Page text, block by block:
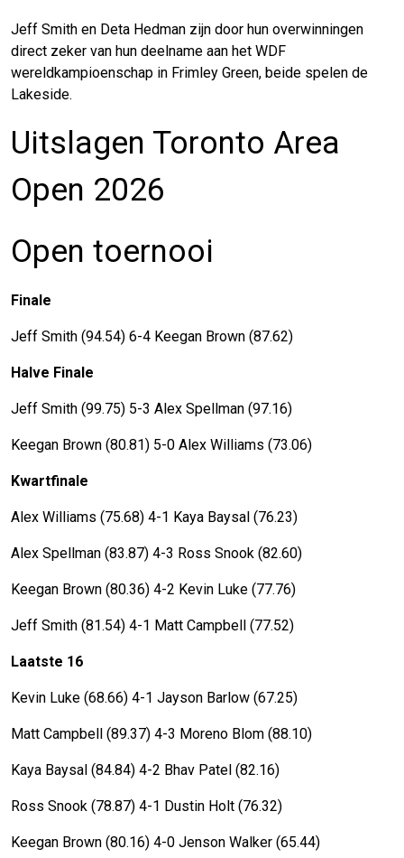
Jeff Smith en Deta Hedman zijn door hun overwinningen
direct zeker van hun deelname aan het WDF
wereldkampioenschap in Frimley Green, beide spelen de
Lakeside.
Uitslagen Toronto Area
Open 2026
Open toernooi
Finale
Jeff Smith (94.54) 6-4 Keegan Brown (87.62)
Halve Finale
Jeff Smith (99.75) 5-3 Alex Spellman (97.16)
Keegan Brown (80.81) 5-0 Alex Williams (73.06)
Kwartfinale
Alex Williams (75.68) 4-1 Kaya Baysal (76.23)
Alex Spellman (83.87) 4-3 Ross Snook (82.60)
Keegan Brown (80.36) 4-2 Kevin Luke (77.76)
Jeff Smith (81.54) 4-1 Matt Campbell (77.52)
Laatste 16
Kevin Luke (68.66) 4-1 Jayson Barlow (67.25)
Matt Campbell (89.37) 4-3 Moreno Blom (88.10)
Kaya Baysal (84.84) 4-2 Bhav Patel (82.16)
Ross Snook (78.87) 4-1 Dustin Holt (76.32)
Keegan Brown (80.16) 4-0 Jenson Walker (65.44)